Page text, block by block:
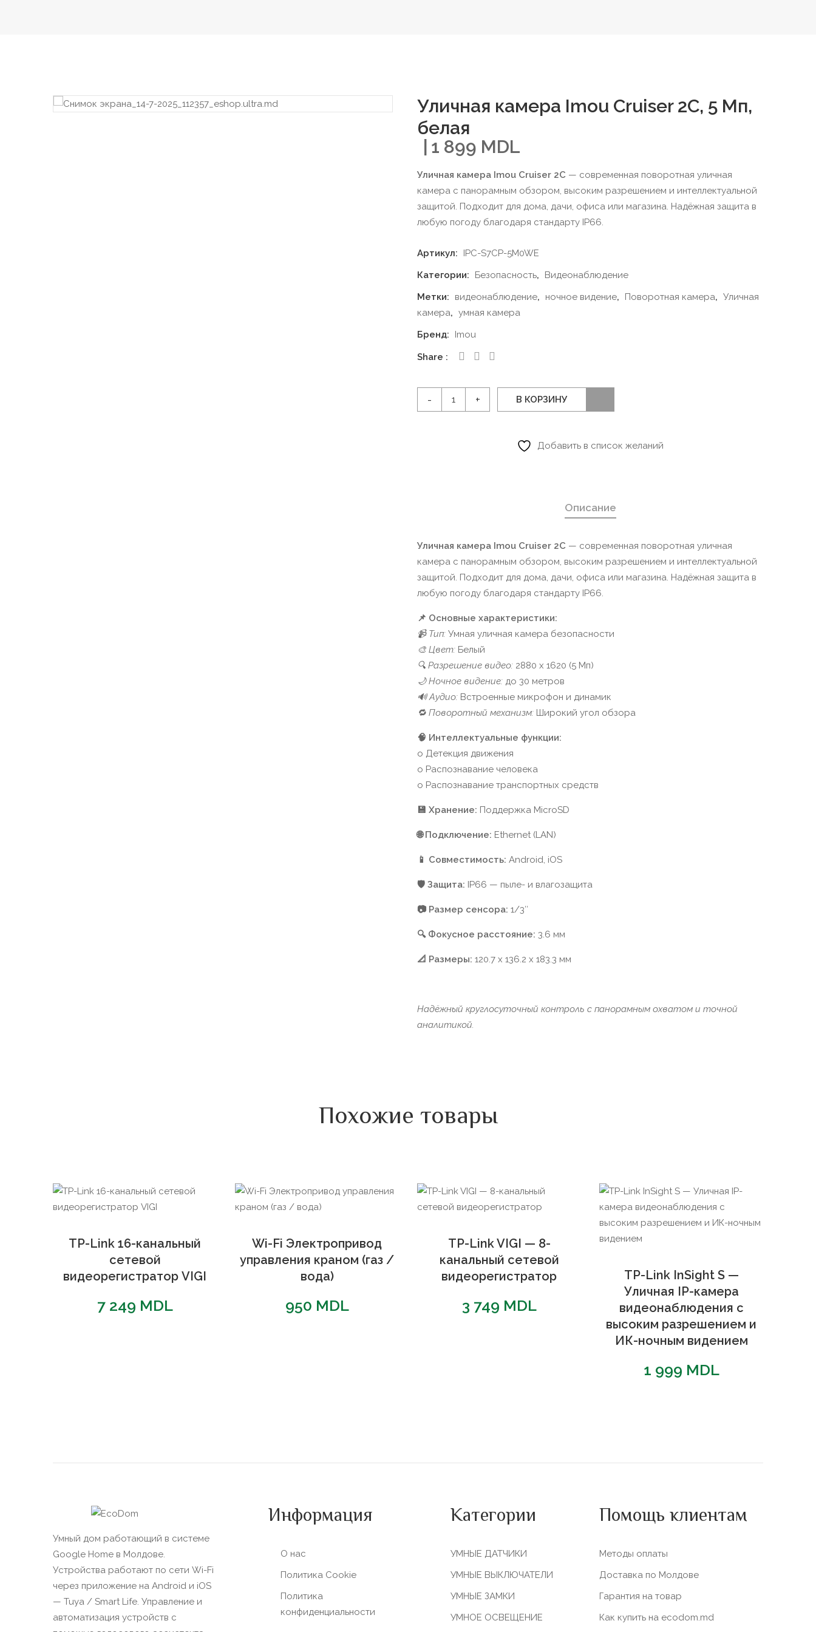
Уличная камера Imou Cruiser 2C, 5 Мп,
белая
1 899 MDL
Уличная камера Imou Cruiser 2C — современная поворотная уличная
камера с панорамным обзором, высоким разрешением и интеллектуальной
защитой. Подходит для дома, дачи, офиса или магазина. Надёжная защита в
любую погоду благодаря стандарту IP66.
Артикул:
IPC-S7CP-5M0WE
Категории:
Безопасность,
Видеонаблюдение
Метки:
видеонаблюдение, ночное видение, Поворотная камера, Уличная
камера, умная камера
Бренд:
Imou
Share
Количество
товара
В КОРЗИНУ
Добавить в список желаний
Описание
Уличная камера Imou Cruiser 2C — современная поворотная уличная
камера с панорамным обзором, высоким разрешением и интеллектуальной
защитой. Подходит для дома, дачи, офиса или магазина. Надёжная защита в
любую погоду благодаря стандарту IP66.
📌 Основные характеристики:
📹 Тип: Умная уличная камера безопасности
🎨 Цвет: Белый
🔍 Разрешение видео: 2880 x 1620 (5 Мп)
🌙 Ночное видение: до 30 метров
🔊 Аудио: Встроенные микрофон и динамик
🔁 Поворотный механизм: Широкий угол обзора
🧠 Интеллектуальные функции:
o Детекция движения
o Распознавание человека
o Распознавание транспортных средств
💾 Хранение: Поддержка MicroSD
🌐 Подключение: Ethernet (LAN)
📱 Совместимость: Android, iOS
🛡️ Защита: IP66 — пыле- и влагозащита
📷 Размер сенсора: 1/3″
🔍 Фокусное расстояние: 3.6 мм
📐 Размеры: 120.7 x 136.2 x 183.3 мм
Надёжный круглосуточный контроль с панорамным охватом и точной
аналитикой.
Похожие товары
TP-Link 16-канальный
сетевой
видеорегистратор VIGI
7 249 MDL
Wi-Fi Электропривод
управления краном (газ /
вода)
950 MDL
TP-Link VIGI — 8-
канальный сетевой
видеорегистратор
3 749 MDL
TP-Link InSight S —
Уличная IP-камера
видеонаблюдения с
высоким разрешением и
ИК-ночным видением
1 999 MDL
Умный дом работающий в системе
Google Home в Молдове.
Устройства работают по сети Wi-Fi
через приложение на Android и iOS
— Tuya / Smart Life. Управление и
автоматизация устройств с
Информация
О нас
Политика Сookie
Политика
конфиденциальности
Категории
УМНЫЕ ДАТЧИКИ
УМНЫЕ ВЫКЛЮЧАТЕЛИ
УМНЫЕ ЗАМКИ
УМНОЕ ОСВЕЩЕНИЕ
Помощь клиентам
Методы оплаты
Доставка по Молдове
Гарантия на товар
Как купить на ecodom.md